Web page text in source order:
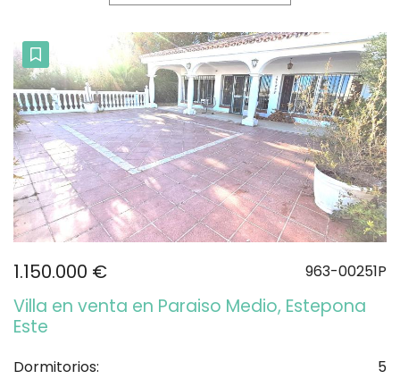
1.150.000 € 963-00251P
Villa en venta en Paraiso Medio, Estepona
Este
Dormitorios:
5